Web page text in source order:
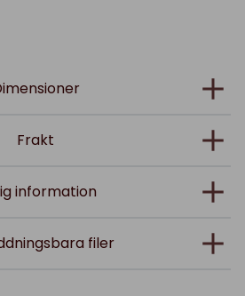
Frakt
information
filer